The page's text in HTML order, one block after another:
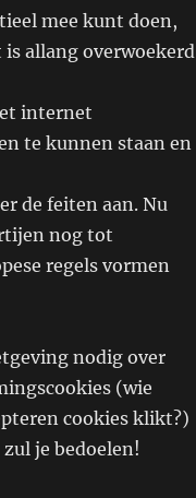
mee kunt doen,
allang overwoekerd
internet
te kunnen staan en
de feiten aan. Nu
nog tot
regels vormen
nodig over
(wie
cookies klikt?)
je bedoelen!